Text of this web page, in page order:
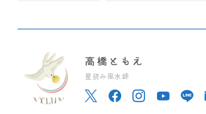
高橋ともえ
星読み風水師